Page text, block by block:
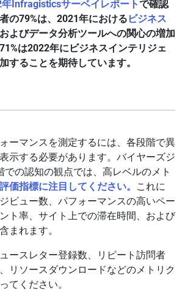
Infragisticsサーベイレポートで確認
の79%は、2021年における ビジネス
およびデータ分析ツールへの関心の増加
は2022年にビジネスインテリジェ
することを期待しています。
ーマンスを測定するには、各段階で異
示する必要があります。バイヤーズジ
での認知の観点では、高レベルのメト
価指標に注目してください。
これに
ビュー数、パフォーマンスの高いペー
ト率、サイト上での滞在時間、および
まれます。
ースレター登録数、リピート訪問者
リソースダウンロードなどのメトリク
てください。